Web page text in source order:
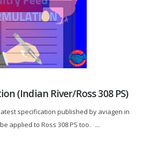
(Indian River/Ross 308 PS)
specification published by aviagen in
applied to Ross 308 PS too. ...